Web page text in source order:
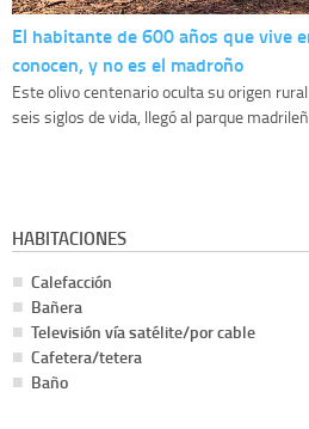
El habitante de 600 años que vive
conocen, y no es el madroño
Este olivo centenario oculta su origen
seis siglos de vida, llegó al parque
HABITACIONES
Calefacción
Bañera
Televisión vía satélite/por cable
Cafetera/tetera
Baño